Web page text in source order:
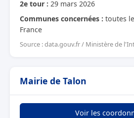
2e tour : 29 mars 2026
Communes concernées : toutes
France
Source : data.gouv.fr / Ministère de
Mairie de Talon
Voir les